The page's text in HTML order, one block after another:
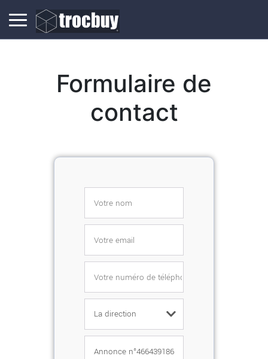
Formulaire de
contact